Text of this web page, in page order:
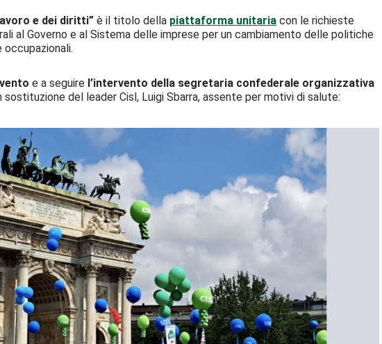
e dei diritti” è il titolo della piattaforma unitaria con le richieste
al Governo e al Sistema delle imprese per un cambiamento delle politiche
occupazionali.
e a seguire l’intervento della segretaria confederale organizzativa
sostituzione del leader Cisl, Luigi Sbarra, assente per motivi di salute: